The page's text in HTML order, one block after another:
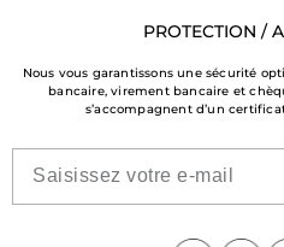
PROTECTION /
Nous vous garantissons une sécurité
bancaire, virement bancaire et
s’accompagnent d’un